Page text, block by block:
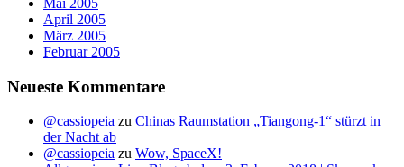
Mai 2005
April 2005
März 2005
Februar 2005
Neueste Kommentare
@cassiopeia zu Chinas Raumstation „Tiangong-1“ stürzt in
der Nacht ab
@cassiopeia zu Wow, SpaceX!